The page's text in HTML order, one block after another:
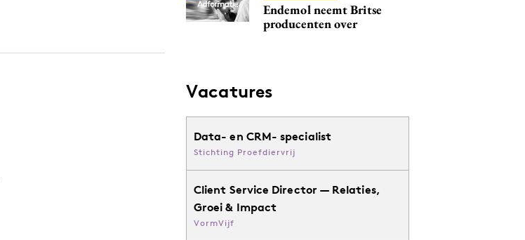
Endemol neemt Britse
producenten over
Vacatures
Data- en CRM- specialist
Stichting Proefdiervrij
Client Service Director — Relaties,
Groei & Impact
VormVijf